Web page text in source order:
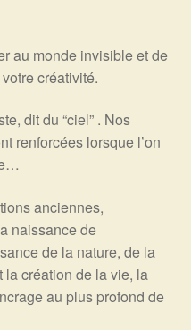
au monde invisible et de
créativité.
dit du “ciel” . Nos
renforcées lorsque l’on
anciennes,
naissance de
de la nature, de la
la création de la vie, la
au plus profond de